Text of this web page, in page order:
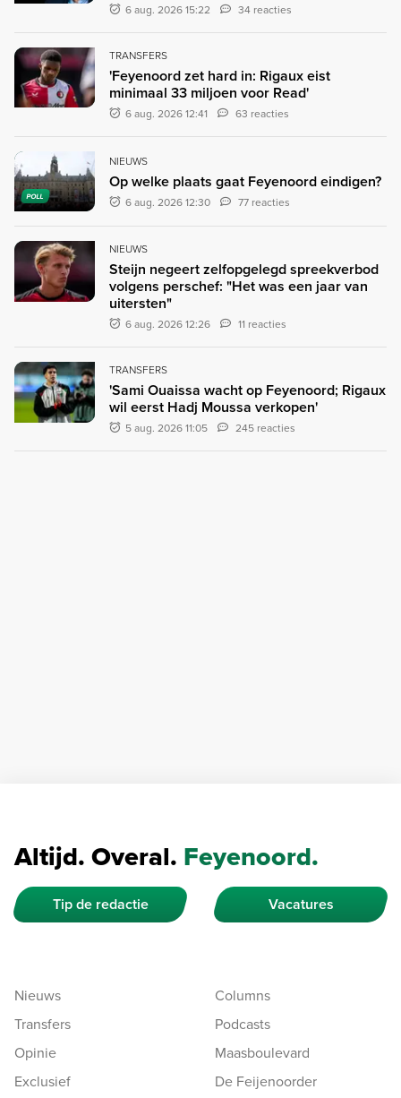
6 aug. 2026 15:22 34 reacties
TRANSFERS
'Feyenoord zet hard in: Rigaux eist
minimaal 33 miljoen voor Read'
6 aug. 2026 12:41 63 reacties
POLL
NIEUWS
Op welke plaats gaat Feyenoord eindigen?
6 aug. 2026 12:30 77 reacties
NIEUWS
Steijn negeert zelfopgelegd spreekverbod
volgens perschef: "Het was een jaar van
uitersten"
6 aug. 2026 12:26 11 reacties
TRANSFERS
'Sami Ouaissa wacht op Feyenoord; Rigaux
wil eerst Hadj Moussa verkopen'
5 aug. 2026 11:05 245 reacties
Altijd. Overal. Feyenoord.
Tip de redactie Vacatures
Nieuws
Transfers
Opinie
Exclusief
Columns
Podcasts
Maasboulevard
De Feijenoorder